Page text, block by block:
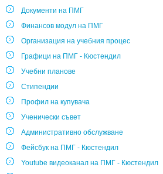
Документи на ПМГ
Финансов модул на ПМГ
Организация на учебния процес
Графици на ПМГ - Кюстендил
Учебни планове
Стипендии
Профил на купувача
Ученически съвет
Административно обслужване
Фейсбук на ПМГ - Кюстендил
Youtube видеоканал на ПМГ - Кюстендил